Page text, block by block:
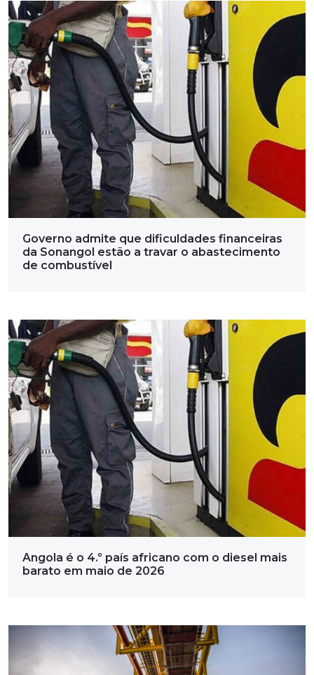
Governo admite que dificuldades financeiras
da Sonangol estão a travar o abastecimento
de combustível
Angola é o 4.º país africano com o diesel mais
barato em maio de 2026